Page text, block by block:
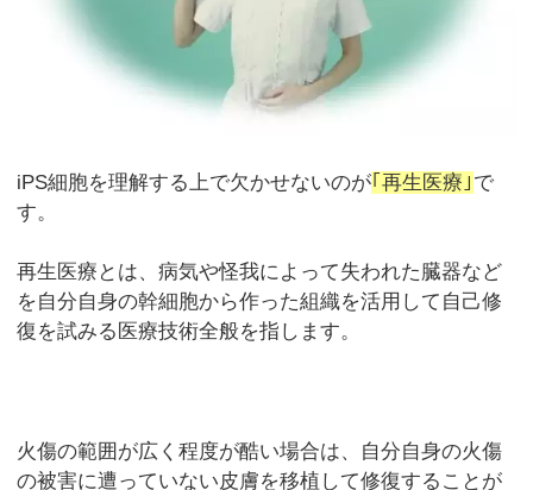
iPS細胞を理解する上で欠かせないのが｢再生医療｣ で
す。
再生医療とは、病気や怪我によって失われた臓器など
を自分自身の幹細胞から作った組織を活用して自己修
復を試みる医療技術全般を指します。
火傷の範囲が広く程度が酷い場合は、自分自身の火傷
の被害に遭っていない皮膚を移植して修復することが